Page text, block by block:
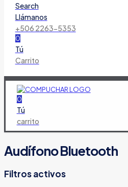
Search
Llámanos
+506 2263-5353
0
Tú
Carrito
0
Tú
carrito
Audífono Bluetooth
Filtros activos